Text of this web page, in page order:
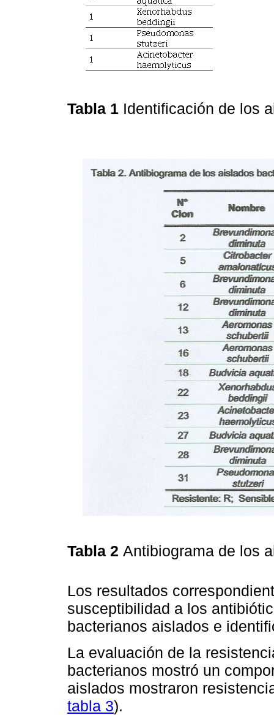
Tabla 1 Identificación de los
Tabla 2 Antibiograma de los
Los resultados
susceptibilidad a los
bacterianos aislados e
La evaluación de la
bacterianos mostró un
aislados mostraron
tabla 3).